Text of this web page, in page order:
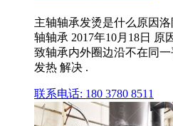
主轴轴承发烫是什么原因
轴轴承 2017年10月18日 原
致轴承内外圈边沿不在同
发热 解决 .
联系电话: 180 3780 8511